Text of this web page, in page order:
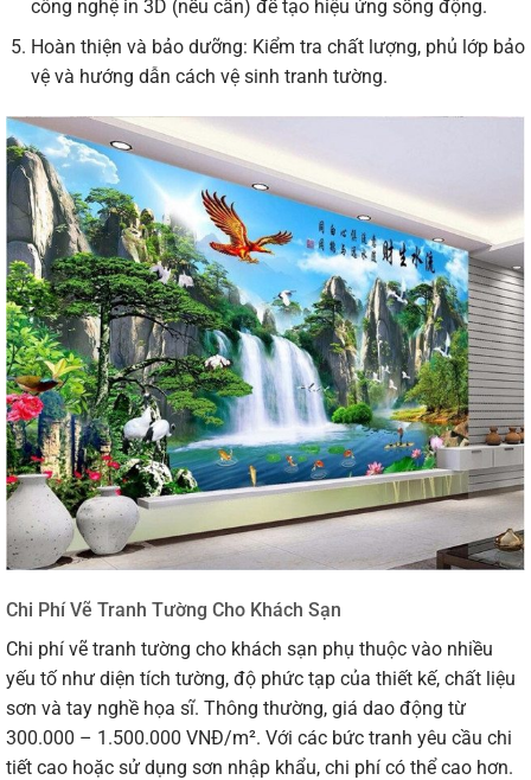
công nghệ in 3D (nếu cần) để tạo hiệu ứng sống động.
Hoàn thiện và bảo dưỡng: Kiểm tra chất lượng, phủ lớp bảo
vệ và hướng dẫn cách vệ sinh tranh tường.
Chi Phí Vẽ Tranh Tường Cho Khách Sạn
Chi phí vẽ tranh tường cho khách sạn phụ thuộc vào nhiều
yếu tố như diện tích tường, độ phức tạp của thiết kế, chất liệu
sơn và tay nghề họa sĩ. Thông thường, giá dao động từ
300.000 – 1.500.000 VNĐ/m². Với các bức tranh yêu cầu chi
tiết cao hoặc sử dụng sơn nhập khẩu, chi phí có thể cao hơn.